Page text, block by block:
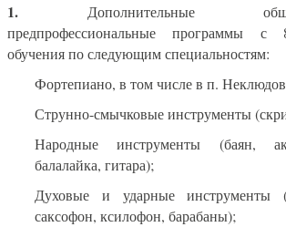
1. Дополнительные
предпрофессиональные программы с
обучения по следующим специальностям:
Фортепиано, в том числе в п.
Струнно-смычковые инструменты
Народные инструменты (баян,
балалайка, гитара);
Духовые и ударные инструменты
саксофон, ксилофон, барабаны);